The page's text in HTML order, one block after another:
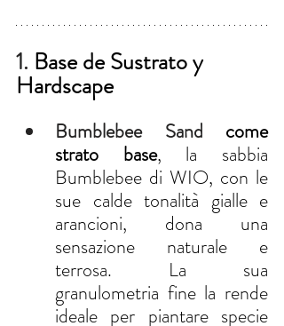
1. Base de Sustrato y
Hardscape
Bumblebee Sand come
strato base, la sabbia
Bumblebee di WIO, con le
sue calde tonalità gialle e
arancioni, dona una
sensazione naturale e
terrosa. La sua
granulometria fine la rende
ideale per piantare specie